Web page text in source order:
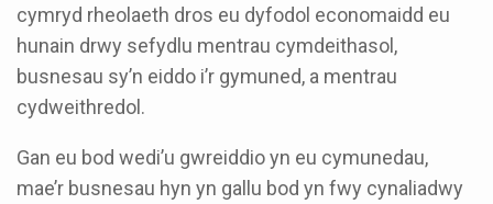
cymryd rheolaeth dros eu dyfodol economaidd eu
hunain drwy sefydlu mentrau cymdeithasol,
busnesau sy’n eiddo i’r gymuned, a mentrau
cydweithredol.
Gan eu bod wedi’u gwreiddio yn eu cymunedau,
mae’r busnesau hyn yn gallu bod yn fwy cynaliadwy